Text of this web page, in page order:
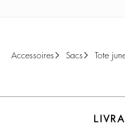
accessoires sacs tote